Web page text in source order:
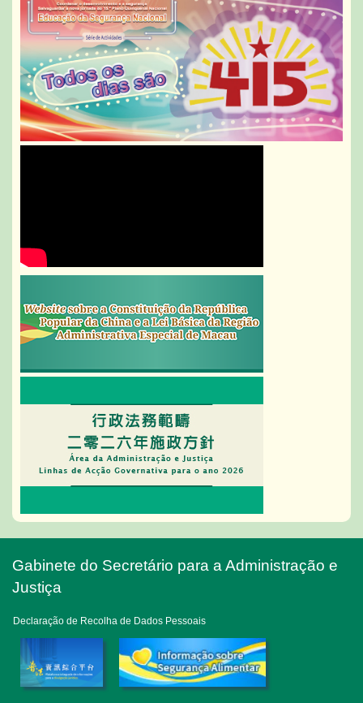
Gabinete do Secretário para a Administração e
Justiça
Declaração de Recolha de Dados Pessoais